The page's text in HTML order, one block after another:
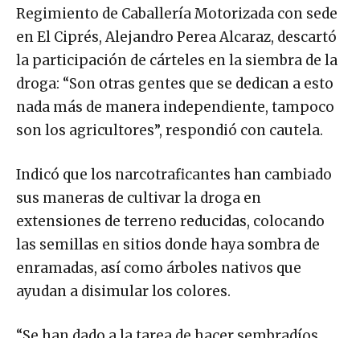
Regimiento de Caballería Motorizada con sede
en El Ciprés, Alejandro Perea Alcaraz, descartó
la participación de cárteles en la siembra de la
droga: “Son otras gentes que se dedican a esto
nada más de manera independiente, tampoco
son los agricultores”, respondió con cautela.
Indicó que los narcotraficantes han cambiado
sus maneras de cultivar la droga en
extensiones de terreno reducidas, colocando
las semillas en sitios donde haya sombra de
enramadas, así como árboles nativos que
ayudan a disimular los colores.